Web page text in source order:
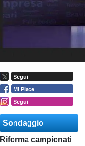
Segui
Mi Piace
Segui
Sondaggio
Riforma campionati